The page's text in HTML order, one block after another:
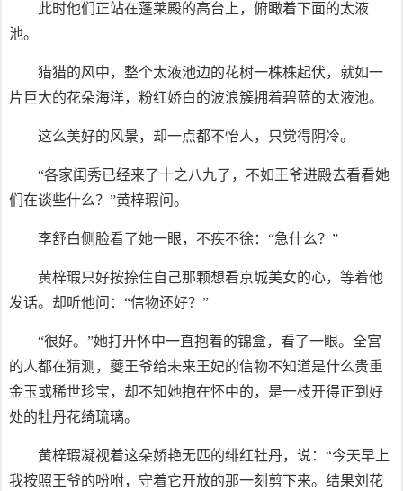
此时他们正站在蓬莱殿的高台上，俯瞰着下面的太液
池。
猎猎的风中，整个太液池边的花树一株株起伏，就如一
片巨大的花朵海洋，粉红娇白的波浪簇拥着碧蓝的太液池。
这么美好的风景，却一点都不怡人，只觉得阴冷。
“各家闺秀已经来了十之八九了，不如王爷进殿去看看她
们在谈些什么？”黄梓瑕问。
李舒白侧脸看了她一眼，不疾不徐：“急什么？”
黄梓瑕只好按捺住自己那颗想看京城美女的心，等着他
发话。却听他问：“信物还好？”
“很好。”她打开怀中一直抱着的锦盒，看了一眼。全宫
的人都在猜测，夔王爷给未来王妃的信物不知道是什么贵重
金玉或稀世珍宝，却不知她抱在怀中的，是一枝开得正到好
处的牡丹花绮琉璃。
黄梓瑕凝视着这朵娇艳无匹的绯红牡丹，说：“今天早上
我按照王爷的吩咐，守着它开放的那一刻剪下来。结果刘花